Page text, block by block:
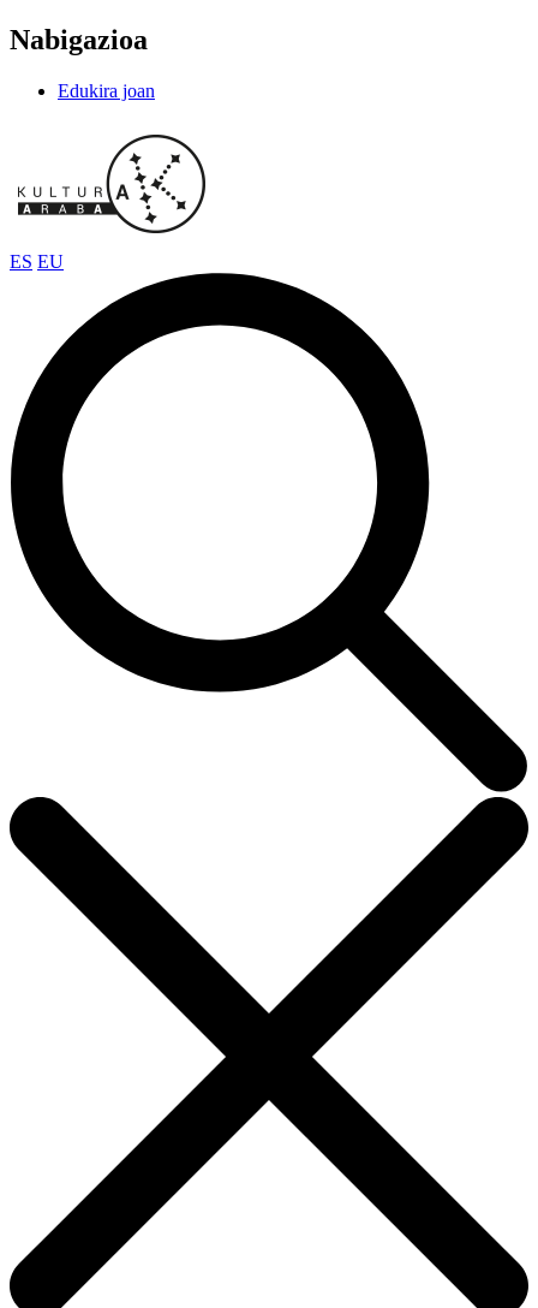
Nabigazioa
Edukira joan
ES EU